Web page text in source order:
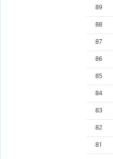
89
88
87
86
85
84
83
82
81